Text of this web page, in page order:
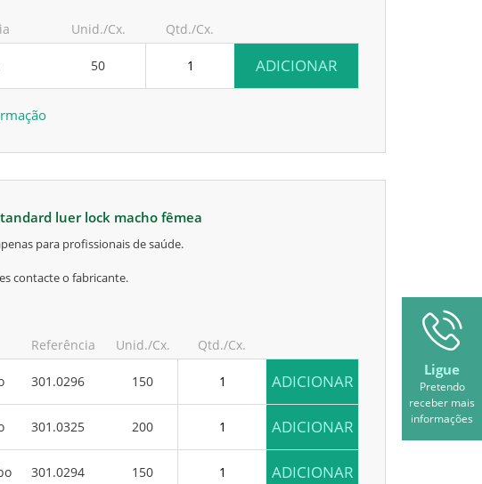
Ligue
Pretendo
receber mais
informações
Unid./Cx. Qtd./Cx.
50 ADICIONAR
luer lock macho fêmea
para profissionais de saúde.
contacte o fabricante.
Referência Unid./Cx. Qtd./Cx.
301.0296 150 ADICIONAR
301.0325 200 ADICIONAR
301.0294 150 ADICIONAR